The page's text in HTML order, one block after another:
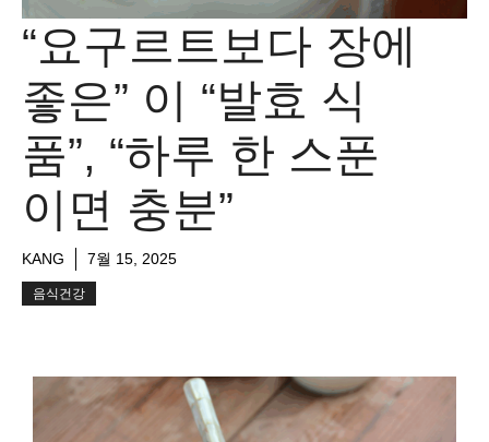
“요구르트보다 장에
좋은” 이 “발효 식
품”, “하루 한 스푼
이면 충분”
KANG 7월 15, 2025
음식건강